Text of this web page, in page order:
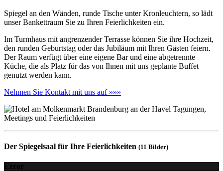
Spiegel an den Wänden, runde Tische unter Kronleuchtern, so lädt
unser Bankettraum Sie zu Ihren Feierlichkeiten ein.
Im Turmhaus mit angrenzender Terrasse können Sie ihre Hochzeit,
den runden Geburtstag oder das Jubiläum mit Ihren Gästen feiern.
Der Raum verfügt über eine eigene Bar und eine abgetrennte
Küche, die als Platz für das von Ihnen mit uns geplante Buffet
genutzt werden kann.
Nehmen Sie Kontakt mit uns auf »»»
Der Spiegelsaal für Ihre Feierlichkeiten (11 Bilder)
Error